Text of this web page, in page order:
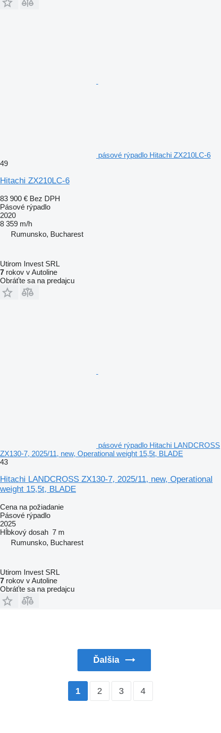
pásové rýpadlo Hitachi ZX210LC-6
49
Hitachi ZX210LC-6
83 900 € Bez DPH
Pásové rýpadlo
2020
8 359 m/h
Rumunsko, Bucharest
Utirom Invest SRL
7 rokov v Autoline
Obráťte sa na predajcu
pásové rýpadlo Hitachi LANDCROSS
ZX130-7, 2025/11, new, Operational weight 15,5t, BLADE
43
Hitachi LANDCROSS ZX130-7, 2025/11, new, Operational
weight 15,5t, BLADE
Cena na požiadanie
Pásové rýpadlo
2025
Hĺbkový dosah 7 m
Rumunsko, Bucharest
Utirom Invest SRL
7 rokov v Autoline
Obráťte sa na predajcu
Ďalšia
1 2 3 4